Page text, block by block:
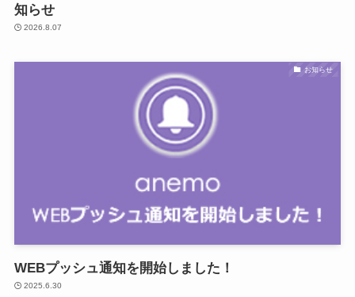
知らせ
2026.8.07
お知らせ
WEBプッシュ通知を開始しました！
2025.6.30